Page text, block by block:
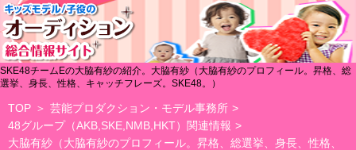
SKE48チームEの大脇有紗の紹介。大脇有紗（大脇有紗のプロフィール。昇格、総
選挙、身長、性格、キャッチフレーズ。SKE48。）
TOP ＞ 芸能プロダクション・モデル事務所 >
48グループ（AKB,SKE,NMB,HKT）関連情報 >
大脇有紗（大脇有紗のプロフィール。昇格、総選挙、身長、性格、